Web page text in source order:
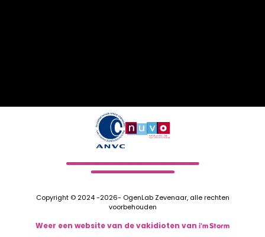
Copyright © 2024 -2026- OgenLab Zevenaar, alle rechten
voorbehouden
Weer een website van de vakidioten van i'm Storm